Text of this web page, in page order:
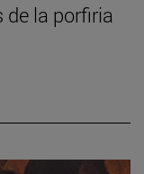
de la porfiria